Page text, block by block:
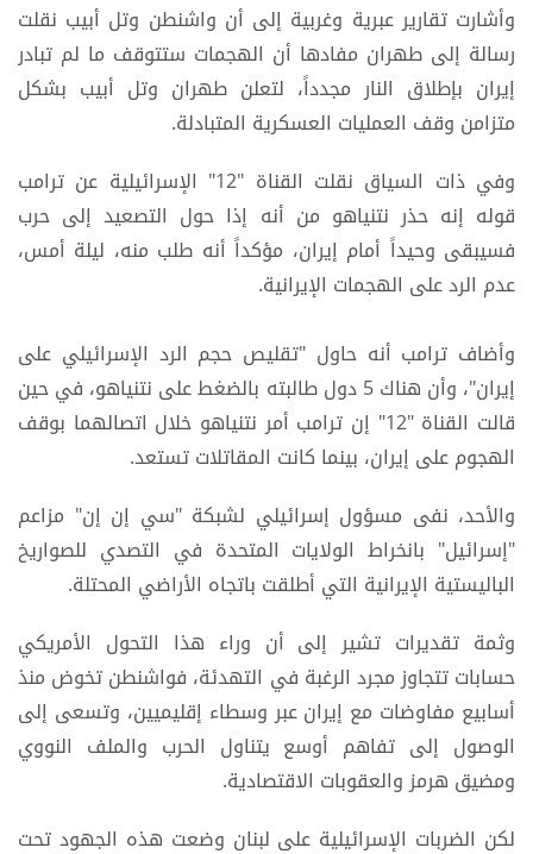
وأشارت تقارير عبرية وغربية إلى أن واشنطن وتل أبيب نقلت
رسالة إلى طهران مفادها أن الهجمات ستتوقف ما لم تبادر
إيران بإطلاق النار مجدداً، لتعلن طهران وتل أبيب بشكل
متزامن وقف العمليات العسكرية المتبادلة.
وفي ذات السياق نقلت القناة "12" الإسرائيلية عن ترامب
قوله إنه حذر نتنياهو من أنه إذا حول التصعيد إلى حرب
فسيبقى وحيداً أمام إيران، مؤكداً أنه طلب منه، ليلة أمس،
عدم الرد على الهجمات الإيرانية.
وأضاف ترامب أنه حاول "تقليص حجم الرد الإسرائيلي على
إيران"، وأن هناك 5 دول طالبته بالضغط على نتنياهو، في حين
قالت القناة "12" إن ترامب أمر نتنياهو خلال اتصالهما بوقف
الهجوم على إيران، بينما كانت المقاتلات تستعد.
والأحد، نفى مسؤول إسرائيلي لشبكة "سي إن إن" مزاعم
"إسرائيل" بانخراط الولايات المتحدة في التصدي للصواريخ
الباليستية الإيرانية التي أطلقت باتجاه الأراضي المحتلة.
وثمة تقديرات تشير إلى أن وراء هذا التحول الأمريكي
حسابات تتجاوز مجرد الرغبة في التهدئة، فواشنطن تخوض منذ
أسابيع مفاوضات مع إيران عبر وسطاء إقليميين، وتسعى إلى
الوصول إلى تفاهم أوسع يتناول الحرب والملف النووي
ومضيق هرمز والعقوبات الاقتصادية.
لكن الضربات الإسرائيلية على لبنان وضعت هذه الجهود تحت